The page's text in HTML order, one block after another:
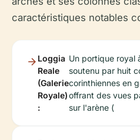
caractéristiques notables
Loggia
Reale
(Galerie
Royale)
:
Un portique royal
soutenu par huit
corinthiennes en
offrant des vues
sur l'arène (